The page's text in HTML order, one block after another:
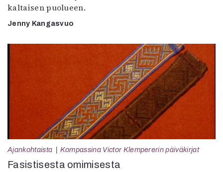
kaltaisen puolueen.
Jenny Kangasvuo
Ajankohtaista Kompassina Victor Klempererin päiväkirjat
Fasistisesta omimisesta